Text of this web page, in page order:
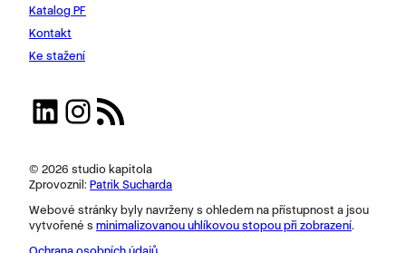
Katalog PF
Kontakt
Ke stažení
LinkedIn Instagram RSS zdroj
© 2026 studio kapitola
Zprovoznil: Patrik Sucharda
Webové stránky byly navrženy s ohledem na přístupnost a jsou
vytvořené s minimalizovanou uhlíkovou stopou při zobrazení
Ochrana osobních údajů